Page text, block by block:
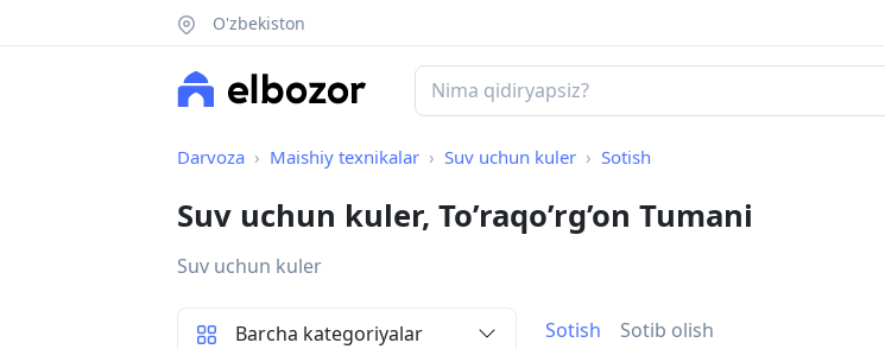
O'zbekiston
Darvoza Maishiy texnikalar Suv uchun kuler Sotish
Suv uchun kuler, To’raqo’rg’on Tumani
Suv uchun kuler
Sotish Sotib olish
Barcha kategoriyalar